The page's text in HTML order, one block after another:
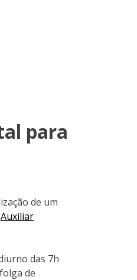
para
de um
Auxiliar
das 7h
de